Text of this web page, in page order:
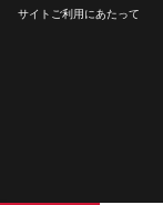
サイトご利用にあたって